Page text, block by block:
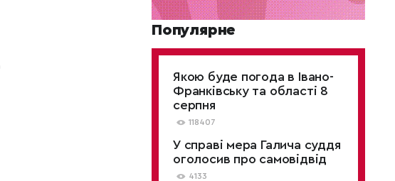
Популярне
Якою буде погода в Івано-
Франківську та області 8
серпня
118407
У справі мера Галича суддя
оголосив про самовідвід
4133